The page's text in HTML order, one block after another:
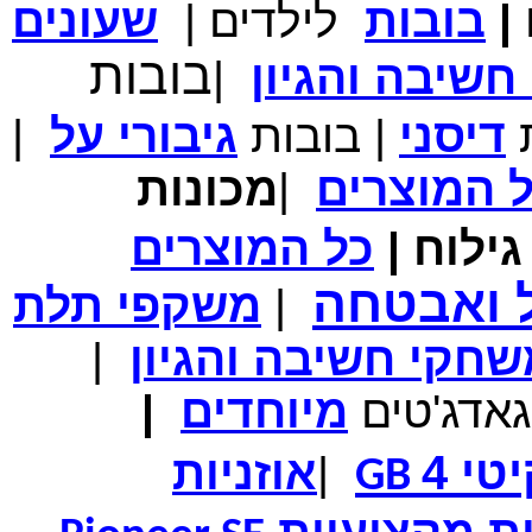
₪700.00 מחיר שוק
משלוח חינם
במבצע תיק לנשיאת מחשב נייד 10.1 אינץ' בצבע ורוד בעל
עיטור פרחוני
₪150.00 מחיר שוק
₪99.00 המחיר שלך
המחיר כולל משלוח :
נרתיק עור יוקרתי עבור אייפוד וידאו 60GB\80GB \שחור
| בובות לילדים |
שעונים
והגיון
|בובות
דיסני | בובות גיבורי על
|
המוצרים |מכונות
| כל המוצרים
ואבטחה | משקפי תלת
חשיבה והגיון
|
גאדג'טים מיוחדים |
4
GB
|אוזניות